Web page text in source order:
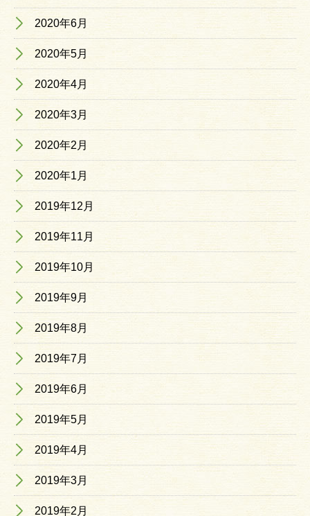
2020年6月
2020年5月
2020年4月
2020年3月
2020年2月
2020年1月
2019年12月
2019年11月
2019年10月
2019年9月
2019年8月
2019年7月
2019年6月
2019年5月
2019年4月
2019年3月
2019年2月